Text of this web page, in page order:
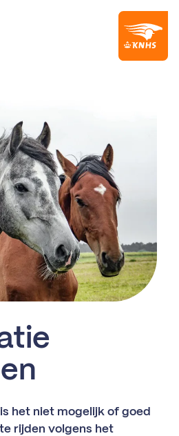
het niet mogelijk of goed
rijden volgens het